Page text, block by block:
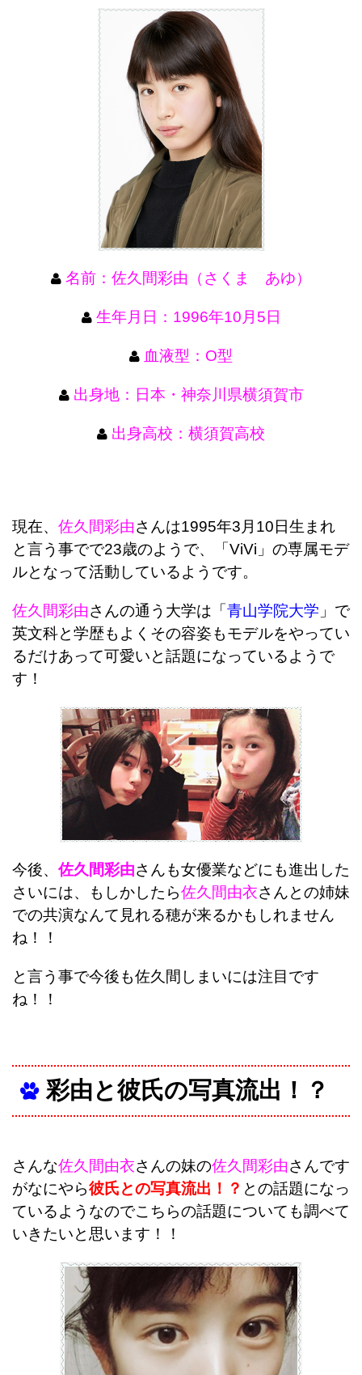
名前：佐久間彩由（さくま あゆ）
生年月日：1996年10月5日
血液型：O型
出身地：日本・神奈川県横須賀市
出身高校：横須賀高校
現在、 佐久間彩由さんは1995年3月10日生まれ
と言う事でで23歳のようで、「ViVi」の専属モデ
ルとなって活動しているようです。
佐久間彩由さんの通う大学は「 青山学院大学 」で
英文科と学歴もよくその容姿もモデルをやってい
るだけあって可愛いと話題になっているようで
す！
今後、 佐久間彩由さんも女優業などにも進出した
さいには、もしかしたら佐久間由衣さんとの姉妹
での共演なんて見れる穂が来るかもしれません
ね！！
と言う事で今後も佐久間しまいには注目です
ね！！
彩由と彼氏の写真流出！？
さんな佐久間由衣さんの妹の佐久間彩由さんです
がなにやら彼氏との写真流出！？ との話題になっ
ているようなのでこちらの話題についても調べて
いきたいと思います！！